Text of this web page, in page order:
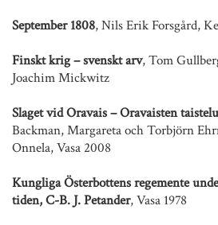
September 1808, Nils Erik Forsgård,
Finskt krig – svenskt arv, Tom
Joachim Mickwitz
Slaget vid Oravais – Oravaisten taistelu
Backman, Margareta och Torbjörn
Onnela, Vasa 2008
Kungliga Österbottens regemente
tiden, C-B. J. Petander, Vasa 1978